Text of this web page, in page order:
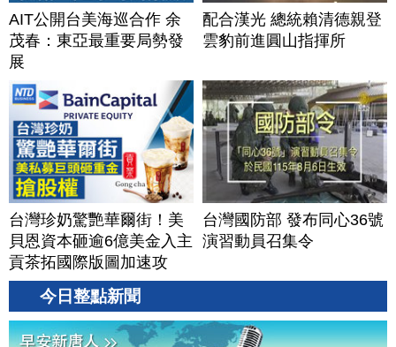
AIT公開台美海巡合作 余
茂春：東亞最重要局勢發
展
配合漢光 總統賴清德親登
雲豹前進圓山指揮所
台灣珍奶驚艷華爾街！美
貝恩資本砸逾6億美金入主
貢茶拓國際版圖加速攻
美？｜#財經新聞｜
20260806(四)
台灣國防部 發布同心36號
演習動員召集令
今日整點新聞